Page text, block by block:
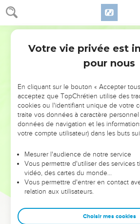
2 Rois 18
et chacun de vous mangera des fruits
figuier, chacun boira de l'eau de sa
32
vôtre, dans un pays de blé et de vin, un
vignes, un pays d'oliviers à huile et de
vous ne mourrez pas. N'écoutez donc
pourrait vous pousser dans une
affirmant : L'Eternel nous délivrera.
Les dieux des autres nations ont-ils
pays de la domination du roi d'Assyrie ?
Où sont les dieux de Hamath et
Samarie de ma domination ?
Parmi tous les dieux de ces pays,
délivré leur pays de ma domination,
en délivrer Jérusalem ?’ »
Le peuple garda le silence, il ne lui
Votre vie privée est
pour nous
En cliquant sur le bouton « Accepter
acceptez que TopChrétien utilise des
cookies ou l'identifiant unique de votre
traite vos données à caractère
données de navigation et les
votre compte utilisateur) dans les buts
Mesurer l'audience de notre service
Vous permettre d'utiliser des services
vidéo, des cartes du monde…
Vous permettre d'entrer en contact
relation aux utilisateurs.
Choisir mes cookies